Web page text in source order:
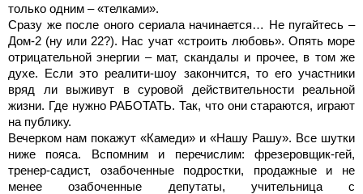
только одним – «телками».
Сразу же после оного сериала начинается… Не пугайтесь –
Дом-2 (ну или 22?). Нас учат «строить любовь». Опять море
отрицательной энергии – мат, скандалы и прочее, в том же
духе. Если это реалити-шоу закончится, то его участники
вряд ли выживут в суровой действительности реальной
жизни. Где нужно РАБОТАТЬ. Так, что они стараются, играют
на публику.
Вечерком нам покажут «Камеди» и «Нашу Рашу». Все шутки
ниже пояса. Вспомним и перечислим: фрезеровщик-гей,
тренер-садист, озабоченные подростки, продажные и не
менее озабоченные депутаты, учительница с